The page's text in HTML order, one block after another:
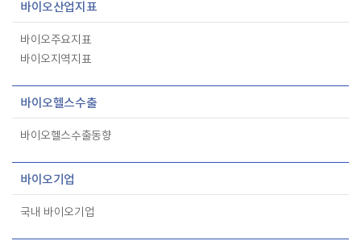
바이오산업지표
바이오주요지표
바이오지역지표
바이오헬스수출
바이오헬스수출동향
바이오기업
국내 바이오기업